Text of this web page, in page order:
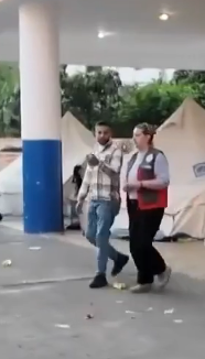
مع استمرار
لاستيعاب
والصحية في